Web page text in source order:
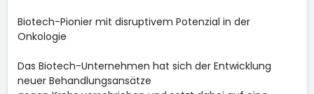
Biotech-Pionier mit disruptivem Potenzial in der
Onkologie
Das Biotech-Unternehmen hat sich der Entwicklung
neuer Behandlungsansätze